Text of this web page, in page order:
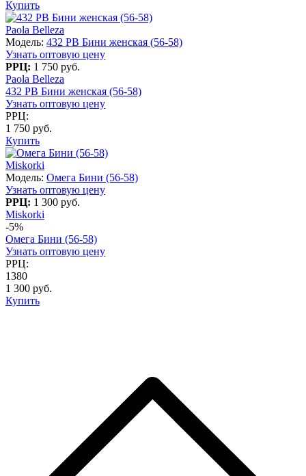
Купить
Paola Belleza
Модель: 432 PB Бини женская (56-58)
Узнать оптовую цену
РРЦ: 1 750 руб.
Paola Belleza
432 PB Бини женская (56-58)
Узнать оптовую цену
РРЦ:
1 750 руб.
Купить
Miskorki
Модель: Омега Бини (56-58)
Узнать оптовую цену
РРЦ: 1 300 руб.
Miskorki
-5%
Омега Бини (56-58)
Узнать оптовую цену
РРЦ:
1380
1 300 руб.
Купить